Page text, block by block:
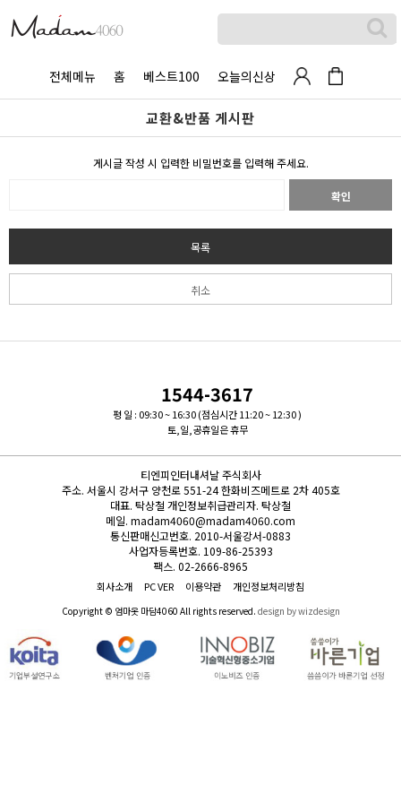
전체메뉴 홈 베스트100 오늘의신상
교환&반품 게시판
게시글 작성 시 입력한 비밀번호를 입력해 주세요.
확인
목록
취소
1544-3617
평 일 : 09:30 ~ 16:30 (점심시간 11:20 ~ 12:30 )
토,일,공휴일은 휴무
티엔피인터내셔날 주식회사
주소. 서울시 강서구 양천로 551-24 한화비즈메트로 2차 405호
대표. 탁상철 개인정보취급관리자. 탁상철
메일. madam4060@madam4060.com
통신판매신고번호. 2010-서울강서-0883
사업자등록번호. 109-86-25393
팩스. 02-2666-8965
회사소개 PC VER 이용약관 개인정보처리방침
Copyright © 엄마옷 마담4060 All rights reserved. design by wizdesign